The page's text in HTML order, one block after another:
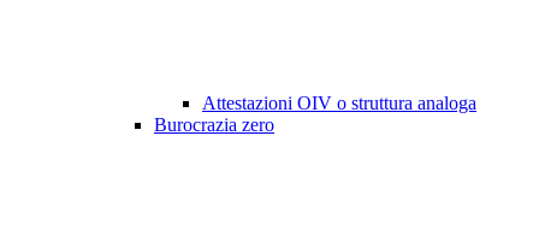
Attestazioni OIV o struttura analoga
Burocrazia zero